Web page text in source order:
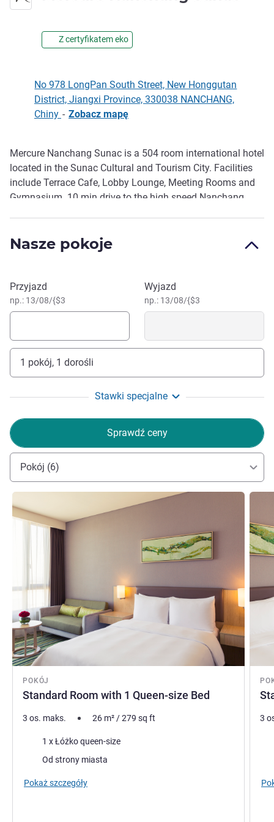
Z certyfikatem eko
No 978 LongPan South Street, New Honggutan
District, Jiangxi Province, 330038 NANCHANG,
Chiny - Zobacz mapę
Opis
Mercure Nanchang Sunac is a 504 room international hotel
located in the Sunac Cultural and Tourism City. Facilities
include Terrace Cafe, Lobby Lounge, Meeting Rooms and
Gymnasium. 10 min drive to the high speed Nanchang
Nasze pokoje
Zarezerwuj ten hotel
Przyjazd
np.: 13/08/{$3
Wyjazd
np.: 13/08/{$3
1 pokój, 1 dorośli
Stawki specjalne
Sprawdź ceny
Pokój (6)
POKÓJ
Standard Room with 1 Queen-size Bed
Pokaż szczegóły
3 os. maks. 26 m²/279 sq ft
Pościel1 x Łóżko queen-size
Widoki:Od strony miasta
Pokaż szczegóły
Pokaż
3